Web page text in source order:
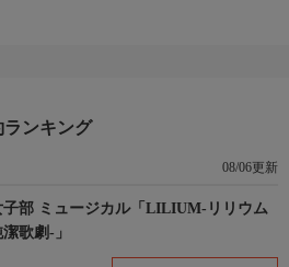
ランキング
08/06更新
子部 ミュージカル「LILIUM-リリウム
歌劇-」